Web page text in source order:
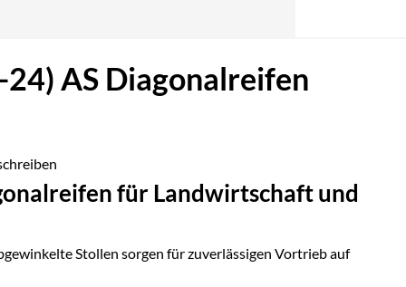
AS Diagonalreifen
für Landwirtschaft und
Stollen sorgen für zuverlässigen Vortrieb auf